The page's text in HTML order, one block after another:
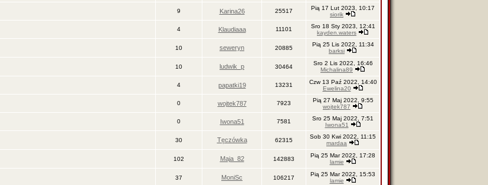
9 Karina26 25517
Pią 17 Lut 2023, 10:17
siorik
4 Klaudiaaa 11101
Sro 18 Sty 2023, 12:41
kayden.waters
10 seweryn 20885
Pią 25 Lis 2022, 11:34
barksi
10 ludwik_p 30464
Sro 2 Lis 2022, 16:46
Michalina89
4 papatki19 13231
Czw 13 Paź 2022, 14:40
Ewelina20
0 wojtek787 7923
Pią 27 Maj 2022, 9:55
wojtek787
0 Iwona51 7581
Sro 25 Maj 2022, 7:51
Iwona51
30 Tęczówka 62315
Sob 30 Kwi 2022, 11:15
mardaa
102 Maja_82 142883
Pią 25 Mar 2022, 17:28
lamie
37 MoniSc 106217
Pią 25 Mar 2022, 15:53
lamie